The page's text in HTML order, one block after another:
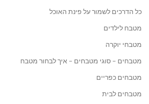
כל הדרכים לשמור על פינת האוכל
מטבח לילדים
מטבחי יוקרה
מטבחים – סוגי מטבחים – איך לבחור מטבח
מטבחים כפריים
מטבחים לבית